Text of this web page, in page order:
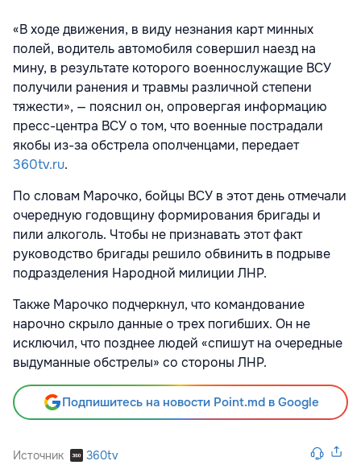
«В ходе движения, в виду незнания карт минных
полей, водитель автомобиля совершил наезд на
мину, в результате которого военнослужащие ВСУ
получили ранения и травмы различной степени
тяжести», — пояснил он, опровергая информацию
пресс-центра ВСУ о том, что военные пострадали
якобы из-за обстрела ополченцами, передает
360tv.ru.
По словам Марочко, бойцы ВСУ в этот день отмечали
очередную годовщину формирования бригады и
пили алкоголь. Чтобы не признавать этот факт
руководство бригады решило обвинить в подрыве
подразделения Народной милиции ЛНР.
Также Марочко подчеркнул, что командование
нарочно скрыло данные о трех погибших. Он не
исключил, что позднее людей «спишут на очередные
выдуманные обстрелы» со стороны ЛНР.
Подпишитесь на новости Point.md в Google
Источник 360tv